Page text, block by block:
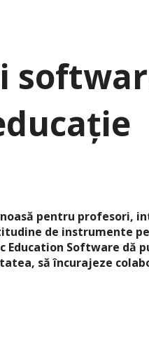
pentru profesori,
de instrumente
Education Software dă
să încurajeze